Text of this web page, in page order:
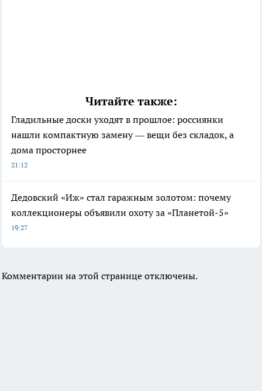
Читайте также:
Гладильные доски уходят в прошлое: россиянки
нашли компактную замену — вещи без складок, а
дома просторнее
21:12
Дедовский «Иж» стал гаражным золотом: почему
коллекционеры объявили охоту за «Планетой-5»
19:27
Комментарии на этой странице отключены.